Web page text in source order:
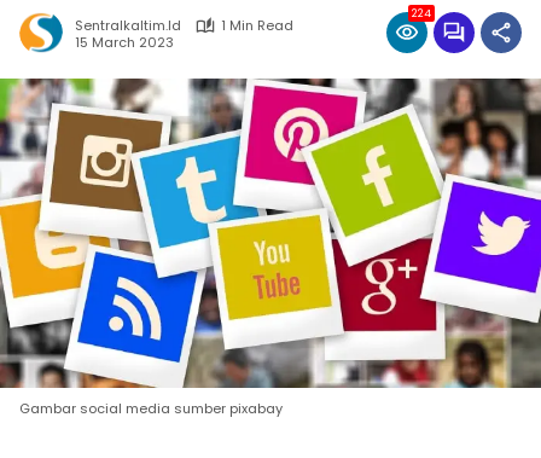
Sentralkaltim.id
1 Min Read
15 March 2023
224
Gambar social media sumber pixabay